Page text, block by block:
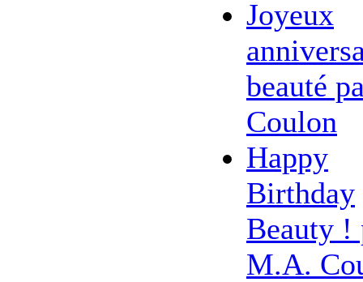
Joyeux
beauté
Coulon
Happy
Birthday
Beauty !
M.A.